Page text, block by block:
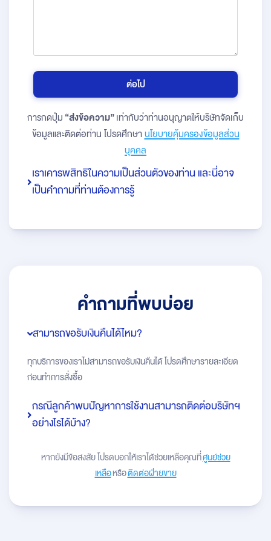
ต่อไป
การกดปุ่ม “ส่งข้อความ”เท่ากับว่าท่านอนุญาตให้บริษัทจัดเก็บ
ข้อมูลและติดต่อท่าน โปรดศึกษานโยบายคุ้มครองข้อมูลส่วน
บุคคล
เราเคารพสิทธิในความเป็นส่วนตัวของท่าน และนี่อาจ
เป็นคำถามที่ท่านต้องการรู้
คำถามที่พบบ่อย
สามารถขอรับเงินคืนได้ไหม?
ทุกบริการของเราไม่สามารถขอรับเงินคืนได้ โปรดศึกษารายละเอียด
ก่อนทำการสั่งซื้อ
กรณีลูกค้าพบปัญหาการใช้งานสามารถติดต่อบริษัทฯ
อย่างไรได้บ้าง?
หากยังมีข้อสงสัย โปรดบอกให้เราได้ช่วยเหลือคุณที่ศูนย์ช่วย
เหลือหรือติดต่อฝ่ายขาย